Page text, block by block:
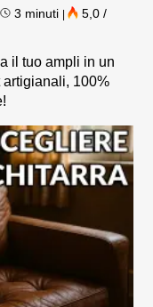
3 minuti |
5,0 /
il tuo ampli in un
artigianali, 100%